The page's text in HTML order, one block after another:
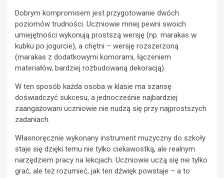
Dobrym kompromisem jest przygotowanie dwóch
poziomów trudności. Uczniowie mniej pewni swoich
umiejętności wykonują prostszą wersję (np. marakas w
kubku po jogurcie), a chętni – wersję rozszerzoną
(marakas z dodatkowymi komorami, łączeniem
materiałów, bardziej rozbudowaną dekoracją).
W ten sposób każda osoba w klasie ma szansę
doświadczyć sukcesu, a jednocześnie najbardziej
zaangażowani uczniowie nie nudzą się przy najprostszych
zadaniach.
Własnoręcznie wykonany instrument muzyczny do szkoły
staje się dzięki temu nie tylko ciekawostką, ale realnym
narzędziem pracy na lekcjach. Uczniowie uczą się nie tylko
grać, ale też rozumieć, jak ten dźwięk powstaje – a to